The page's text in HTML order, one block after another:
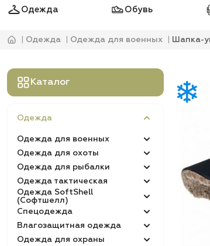
Одежда Обувь
Одежда Одежда для военных Шапка-
Каталог
Одежда
Одежда для военных
Одежда для охоты
Одежда для рыбалки
Одежда тактическая
Одежда SoftShell
(Софтшелл)
Спецодежда
Влагозащитная одежда
Одежда для охраны